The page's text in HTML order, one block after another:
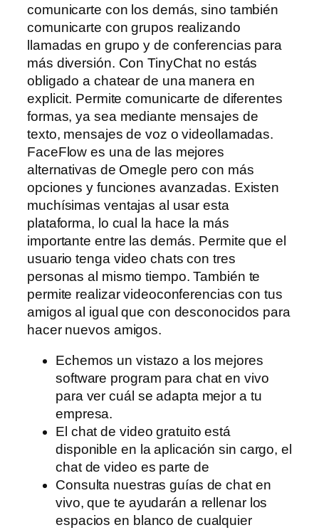
comunicarte con los demás, sino también
comunicarte con grupos realizando
llamadas en grupo y de conferencias para
más diversión. Con TinyChat no estás
obligado a chatear de una manera en
explicit. Permite comunicarte de diferentes
formas, ya sea mediante mensajes de
texto, mensajes de voz o videollamadas.
FaceFlow es una de las mejores
alternativas de Omegle pero con más
opciones y funciones avanzadas. Existen
muchísimas ventajas al usar esta
plataforma, lo cual la hace la más
importante entre las demás. Permite que el
usuario tenga video chats con tres
personas al mismo tiempo. También te
permite realizar videoconferencias con tus
amigos al igual que con desconocidos para
hacer nuevos amigos.
Echemos un vistazo a los mejores
software program para chat en vivo
para ver cuál se adapta mejor a tu
empresa.
El chat de video gratuito está
disponible en la aplicación sin cargo, el
chat de video es parte de
Consulta nuestras guías de chat en
vivo, que te ayudarán a rellenar los
espacios en blanco de cualquier